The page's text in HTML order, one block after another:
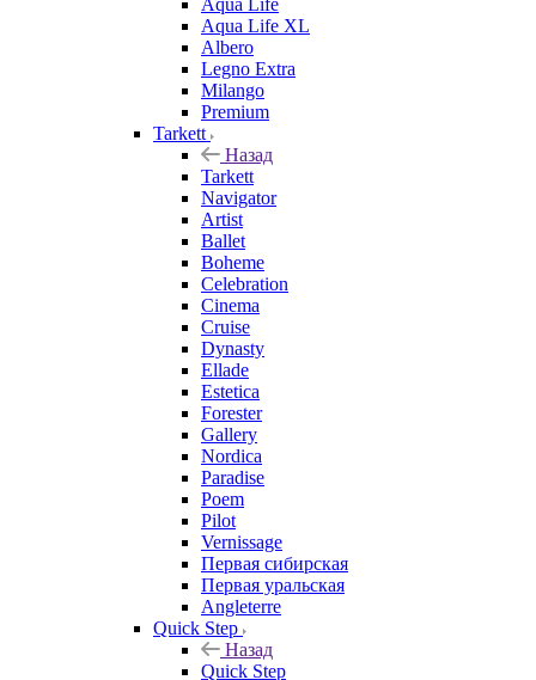
Aqua Life
Aqua Life XL
Albero
Legno Extra
Milango
Premium
Tarkett
Назад
Tarkett
Navigator
Artist
Ballet
Boheme
Celebration
Cinema
Cruise
Dynasty
Ellade
Estetica
Forester
Gallery
Nordica
Paradise
Poem
Pilot
Vernissage
Первая сибирская
Первая уральская
Angleterre
Quick Step
Назад
Quick Step